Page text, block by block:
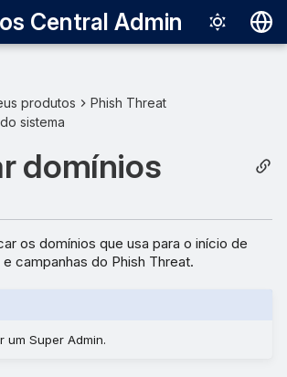
Central Admin
produtos
Phish Threat
sistema
domínios
os domínios que usa para o início de
campanhas do Phish Threat.
um Super Admin.